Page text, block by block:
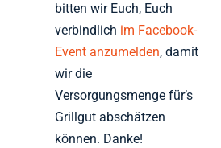
bitten wir Euch, Euch
verbindlich im Facebook-
Event anzumelden, damit
wir die
Versorgungsmenge für’s
Grillgut abschätzen
können. Danke!